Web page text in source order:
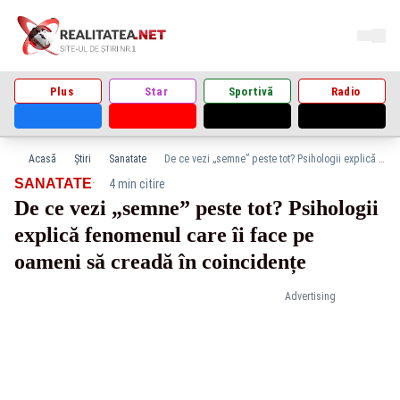
Plus Star Sportivă Radio
Acasă Știri Sanatate De ce vezi „semne” peste tot? Psihologii explică fenomenul care îi face pe oameni să creadă în coincidențe
Advertising
SANATATE· 4 min citire
De ce vezi „semne” peste tot? Psihologii
explică fenomenul care îi face pe
oameni să creadă în coincidențe